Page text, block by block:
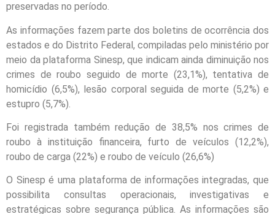
preservadas no período.
As informações fazem parte dos boletins de ocorrência dos
estados e do Distrito Federal, compiladas pelo ministério por
meio da plataforma Sinesp, que indicam ainda diminuição nos
crimes de roubo seguido de morte (23,1%), tentativa de
homicídio (6,5%), lesão corporal seguida de morte (5,2%) e
estupro (5,7%).
Foi registrada também redução de 38,5% nos crimes de
roubo à instituição financeira, furto de veículos (12,2%),
roubo de carga (22%) e roubo de veículo (26,6%)
O Sinesp é uma plataforma de informações integradas, que
possibilita consultas operacionais, investigativas e
estratégicas sobre segurança pública. As informações são